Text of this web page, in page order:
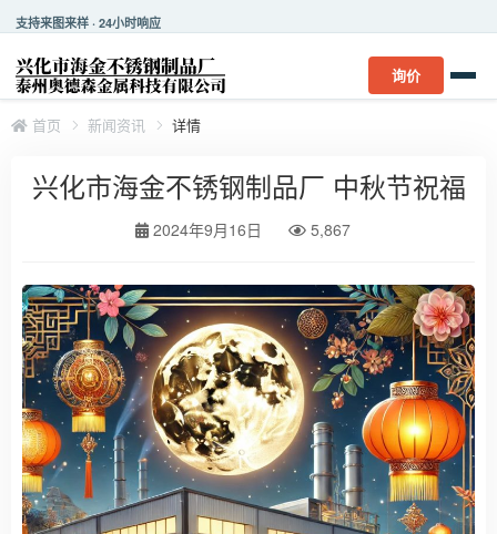
支持来图来样 · 24小时响应
询价
首页 新闻资讯 详情
兴化市海金不锈钢制品厂 中秋节祝福
2024年9月16日 5,867